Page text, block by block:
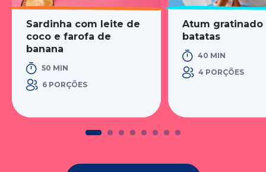
Sardinha com leite de
coco e farofa de
banana
50 MIN
6 PORÇÕES
Atum gratinado
batatas
40 MIN
4 PORÇÕES